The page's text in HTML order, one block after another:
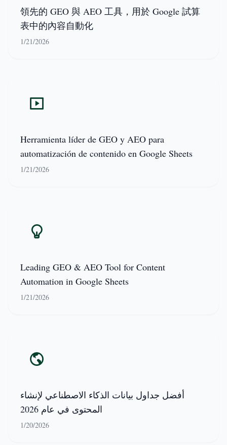
領先的 GEO 與 AEO 工具，用於 Google 試算
表中的內容自動化
1/21/2026
Herramienta líder de GEO y AEO para
automatización de contenido en Google Sheets
1/21/2026
Leading GEO & AEO Tool for Content
Automation in Google Sheets
1/21/2026
أفضل جداول بيانات الذكاء الاصطناعي لإنشاء
المحتوى في عام 2026
1/20/2026